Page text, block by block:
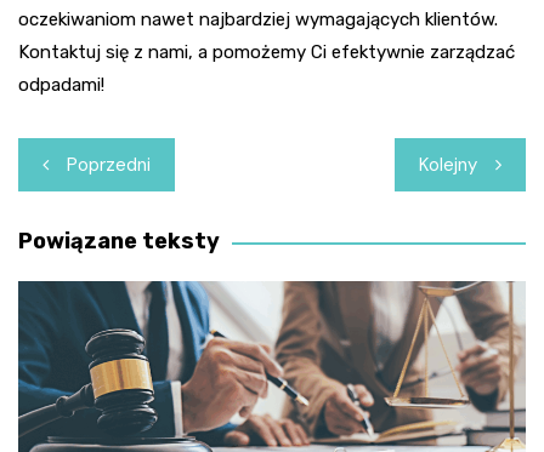
oczekiwaniom nawet najbardziej wymagających klientów.
Kontaktuj się z nami, a pomożemy Ci efektywnie zarządzać
odpadami!
Nawigacja
wpisu
Poprzedni Kolejny
Powiązane teksty